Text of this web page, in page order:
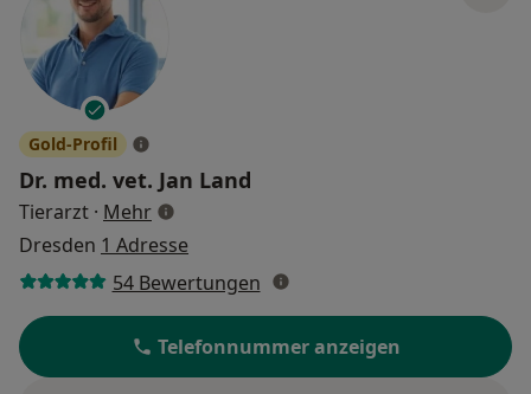
Gold-Profil
Dr. med. vet. Jan Land
Tierarzt · Mehrüber Spezialisierungen
Dresden 1 Adresse
54 Bewertungen
Telefonnummer anzeigen